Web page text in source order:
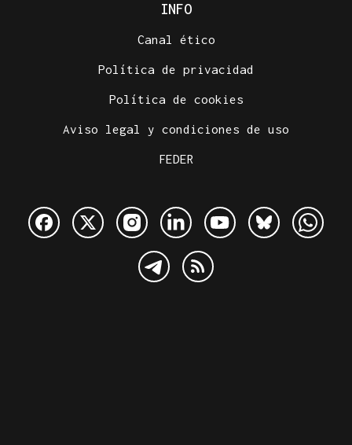
INFO
Canal ético
Política de privacidad
Política de cookies
Aviso legal y condiciones de uso
FEDER